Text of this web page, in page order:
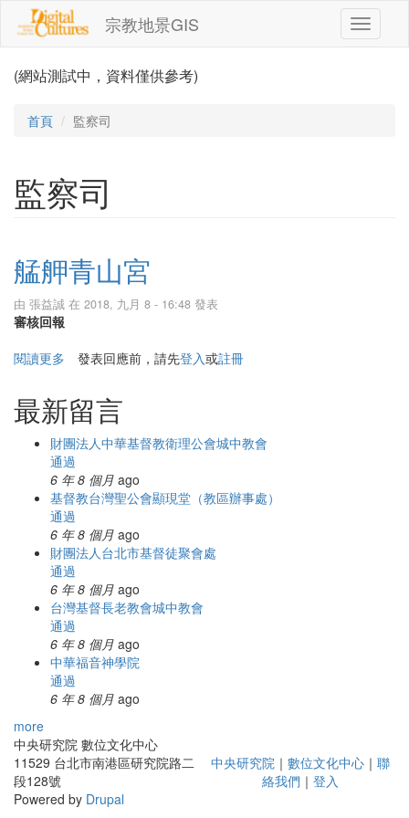
移至主內容
宗教地景GIS
Toggle
(網站測試中，資料僅供參考)
首頁 監察司
監察司
艋舺青山宮
由 張益誠 在 2018, 九月 8 - 16:48 發表
審核回報
閱讀更多 關於艋舺青山宮
發表回應前，請先登入或註冊
最新留言
財團法人中華基督教衛理公會城中教會
通過
6 年 8 個月 ago
基督教台灣聖公會顯現堂（教區辦事處）
通過
6 年 8 個月 ago
財團法人台北市基督徒聚會處
通過
6 年 8 個月 ago
台灣基督長老教會城中教會
通過
6 年 8 個月 ago
中華福音神學院
通過
6 年 8 個月 ago
more
中央研究院 數位文化中心
11529 台北市南港區研究院路二
段128號
中央研究院｜ 數位文化中心｜ 聯
絡我們 ｜ 登入
Powered by Drupal